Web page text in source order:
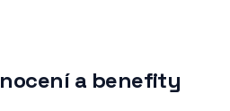
a benefity